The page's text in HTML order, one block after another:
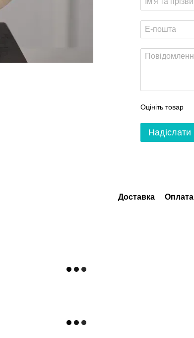
Оцініть товар
Надіслати
Доставка Оплата